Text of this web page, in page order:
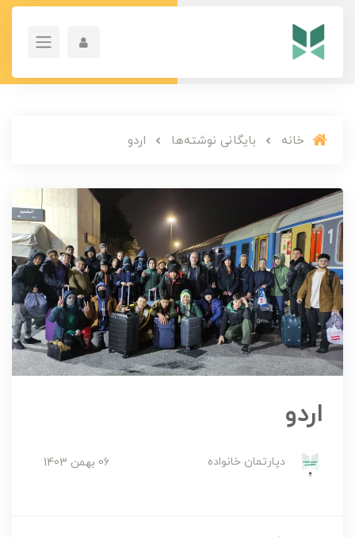
خانه بایگانی نوشته‌ها اردو
اردو
دپارتمان خانواده 06 بهمن 1403